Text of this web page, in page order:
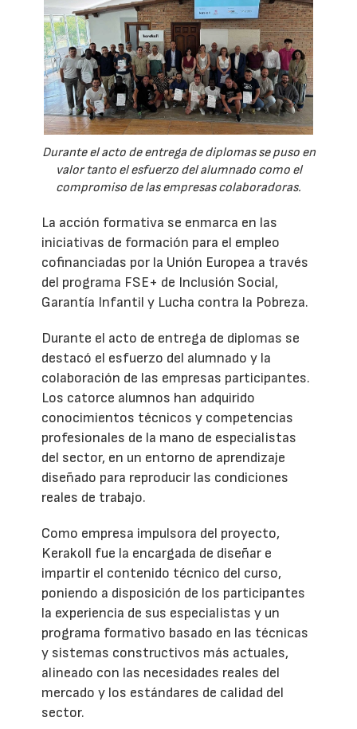
Durante el acto de entrega de diplomas se puso en
valor tanto el esfuerzo del alumnado como el
compromiso de las empresas colaboradoras.
La acción formativa se enmarca en las
iniciativas de formación para el empleo
cofinanciadas por la Unión Europea a través
del programa FSE+ de Inclusión Social,
Garantía Infantil y Lucha contra la Pobreza.
Durante el acto de entrega de diplomas se
destacó el esfuerzo del alumnado y la
colaboración de las empresas participantes.
Los catorce alumnos han adquirido
conocimientos técnicos y competencias
profesionales de la mano de especialistas
del sector, en un entorno de aprendizaje
diseñado para reproducir las condiciones
reales de trabajo.
Como empresa impulsora del proyecto,
Kerakoll fue la encargada de diseñar e
impartir el contenido técnico del curso,
poniendo a disposición de los participantes
la experiencia de sus especialistas y un
programa formativo basado en las técnicas
y sistemas constructivos más actuales,
alineado con las necesidades reales del
mercado y los estándares de calidad del
sector.